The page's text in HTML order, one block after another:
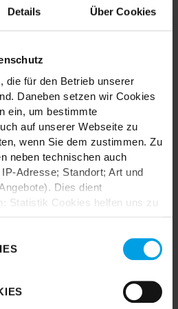
Details Über Cookies
die für den Betrieb unserer
Daneben setzen wir Cookies
ein, um bestimmte
auf unserer Webseite zu
wenn Sie dem zustimmen. Zu
neben technischen auch
Adresse; Standort; Art und
Dies dient
Statistik Cookies helfen uns zu
Zwecke auszuwerten.
uns, Ihnen personalisierte
Media-Cookies ermöglichen
Netzwerken aufzubauen,
Portion Inspiration und Kreativität?
alle Trendhopper Möbel, Stoffe und
akzeptieren Sie die
laden